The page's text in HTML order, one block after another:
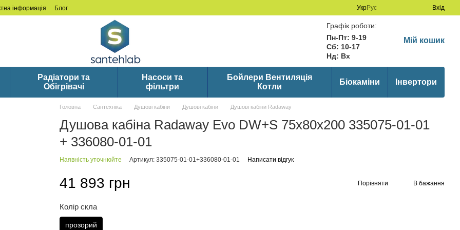
інформація Блог УкрРус Вхід
Графік роботи:
Пн-Пт: 9-19
Сб: 10-17
Нд: Вх
Мій кошик
Радіатори та
Обігрівачі
Насоси та
фільтри
Бойлери Вентиляція
Котли
Біокаміни Інвертори
Головна Сантехніка Душові кабіни Душові кабіни Душові кабіни Radaway
Душова кабіна Radaway Evo DW+S 75x80x200 335075-01-01
+ 336080-01-01
Наявність уточнюйте Артикул: 335075-01-01+336080-01-01 Написати відгук
41 893 грн Порівняти В бажання
Колір скла
прозорий